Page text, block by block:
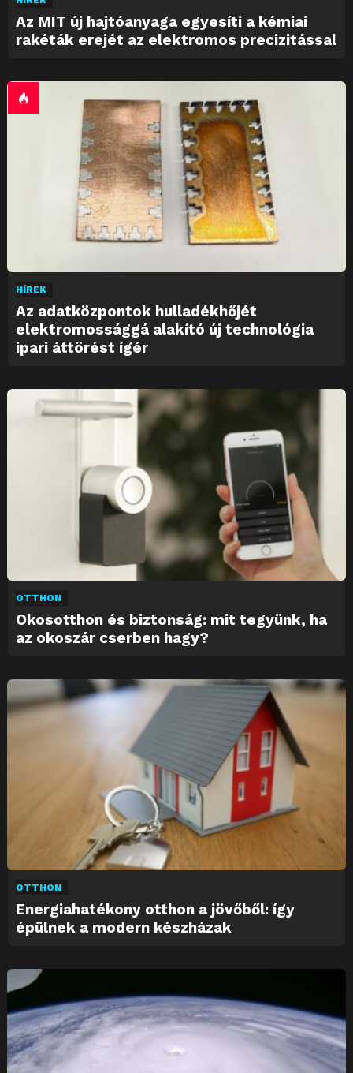
Az MIT új hajtóanyaga egyesíti a kémiai
rakéták erejét az elektromos precizitással
HÍREK
Az adatközpontok hulladékhőjét
elektromossággá alakító új technológia
ipari áttörést ígér
OTTHON
Okosotthon és biztonság: mit tegyünk, ha
az okoszár cserben hagy?
OTTHON
Energiahatékony otthon a jövőből: így
épülnek a modern készházak